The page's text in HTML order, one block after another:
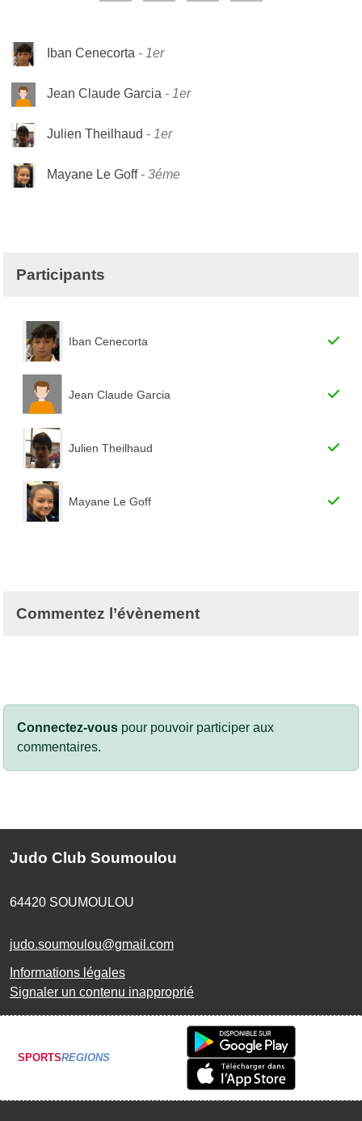
Iban Cenecorta 1er
Jean Claude Garcia 1er
Julien Theilhaud 1er
Mayane Le Goff 3éme
Participants
Iban Cenecorta
Jean Claude Garcia
Julien Theilhaud
Mayane Le Goff
Commentez l’évènement
Connectez-vous pour pouvoir participer aux
commentaires.
Judo Club Soumoulou
64420 SOUMOULOU
judo.soumoulou@gmail.com
Informations légales
Signaler un contenu inapproprié
SPORTSREGIONS